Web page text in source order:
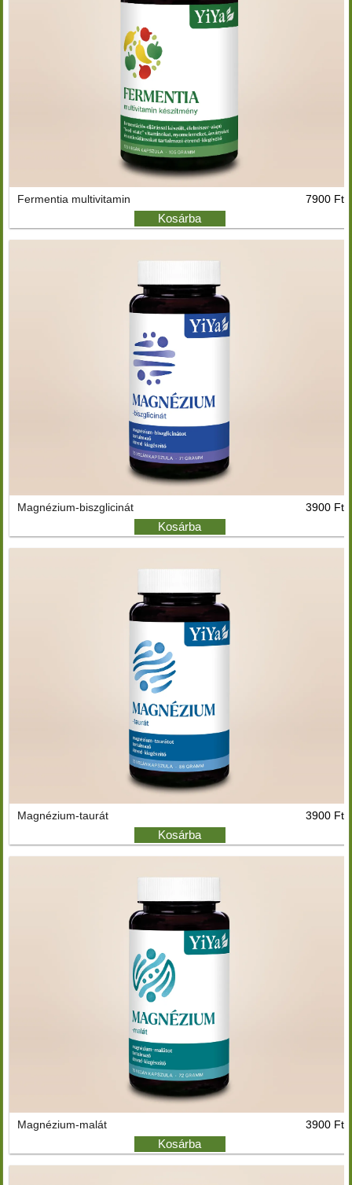
Fermentia multivitamin 7900 Ft
Kosárba
Magnézium-biszglicinát 3900 Ft
Kosárba
Magnézium-taurát 3900 Ft
Kosárba
Magnézium-malát 3900 Ft
Kosárba